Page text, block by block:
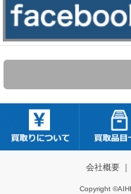
会社概要｜
Copyright